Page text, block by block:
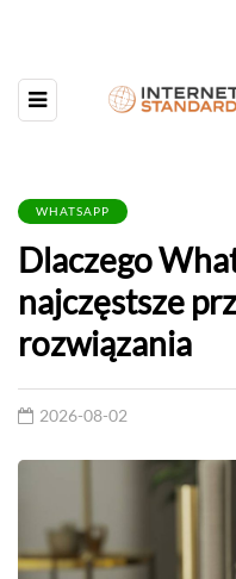
WHATSAPP
Dlaczego
najczęstsze
rozwiązania
2026-08-02